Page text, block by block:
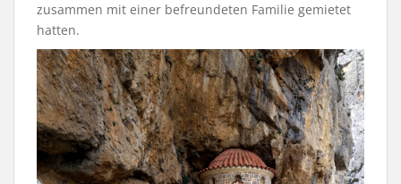
zusammen mit einer befreundeten Familie gemietet
hatten.